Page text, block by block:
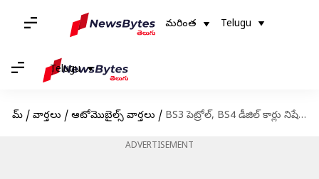
మరింత Telugu
Telugu
హోమ్ / వార్తలు / ఆటోమొబైల్స్ వార్తలు / BS3 పెట్రోల్, BS4 డీజిల్ కార్లు నిషేదించిన ఢిల్లీ ప్రభుత్వం
ADVERTISEMENT